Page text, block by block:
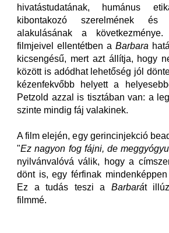
hivatástudatának, humánus
kibontakozó szerelmének és
alakulásának a
filmjeivel ellentétben a Barbara
kicsengésű, mert azt állítja, hogy
között is adódhat lehetőség jól
kézenfekvőbb helyett a
Petzold azzal is tisztában van: a
szinte mindig fáj valakinek.
A film elején, egy gerincinjekció
"Ez nagyon fog fájni, de
nyilvánvalóvá válik, hogy a
dönt is, egy férfinak
Ez a tudás teszi a Barbarát
filmmé.